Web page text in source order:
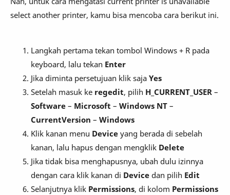
select another printer, kamu bisa mencoba cara berikut ini.
Langkah pertama tekan tombol Windows + R pada
keyboard, lalu tekan Enter
Jika diminta persetujuan klik saja Yes
Setelah masuk ke regedit, pilih H_CURRENT_USER –
Software – Microsoft – Windows NT –
CurrentVersion – Windows
Klik kanan menu Device yang berada di sebelah
kanan, lalu hapus dengan mengklik Delete
Jika tidak bisa menghapusnya, ubah dulu izinnya
dengan cara klik kanan di Device dan pilih Edit
Selanjutnya klik Permissions, di kolom Permissions